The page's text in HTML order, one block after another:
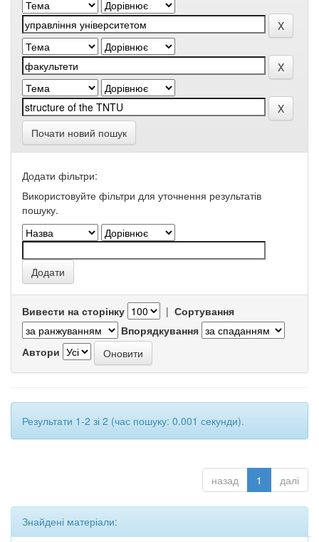
Почати новий пошук
Додати фільтри:
Використовуйте фільтри для уточнення результатів
пошуку.
Вивести на сторінку | Сортування
Впорядкування
Автори
Результати 1-2 зі 2 (час пошуку: 0.001 секунди).
назад 1 далі
Знайдені матеріали: